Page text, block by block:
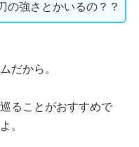
の強さとかいるの？？
だから。
ることがおすすめで
。